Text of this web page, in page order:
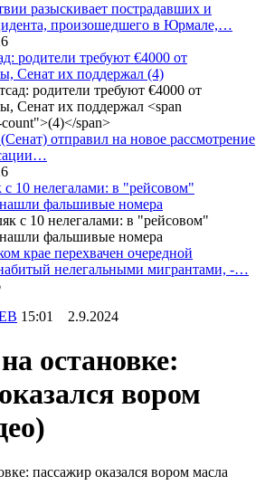
разыскивает пострадавших и
произошедшего в Юрмале,…
родители требуют €4000 от
Сенат их поддержал (4)
отправил на новое рассмотрение
с 10 нелегалами: в "рейсовом"
фальшивые номера
крае перехвачен очередной
нелегальными мигрантами, -…
15:01 2.9.2024
остановке:
вором